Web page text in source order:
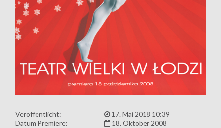
Veröffentlicht:
17. Mai 2018 10:39
Datum Premiere:
18. Oktober 2008